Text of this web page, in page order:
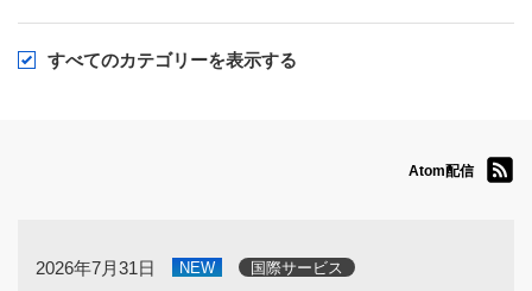
すべてのカテゴリーを表示する
Atom配信
2026年7月31日 NEW 国際サービス